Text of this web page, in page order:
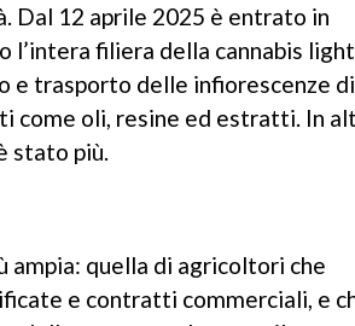
Dal 12 aprile 2025 è entrato in
filiera della cannabis
e trasporto delle infiorescenze di
come oli, resine ed estratti. In
stato più.
ampia: quella di agricoltori che
e contratti commerciali, e